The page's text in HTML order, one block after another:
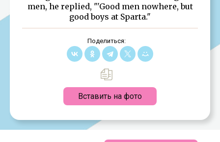
men, he replied, "'Good men nowhere, but
good boys at Sparta."
Поделиться:
Вставить на фото